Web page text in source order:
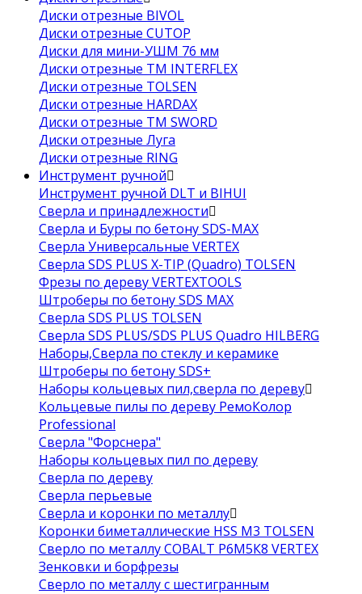
Диски отрезные BIVOL
Диски отрезные CUTOP
Диски для мини-УШМ 76 мм
Диски отрезные ТМ INTERFLEX
Диски отрезные TOLSEN
Диски отрезные HARDAX
Диски отрезные ТМ SWORD
Диски отрезные Луга
Диски отрезные RING
Инструмент ручной
Инструмент ручной DLT и BIHUI
Сверла и принадлежности
Сверла и Буры по бетону SDS-MAX
Сверла Универсальные VERTEX
Сверла SDS PLUS X-TIP (Quadro) TOLSEN
Фрезы по дереву VERTEXTOOLS
Штроберы по бетону SDS MAX
Сверла SDS PLUS TOLSEN
Сверла SDS PLUS/SDS PLUS Quadro HILBERG
Наборы,Сверла по стеклу и керамике
Штроберы по бетону SDS+
Наборы кольцевых пил,сверла по дереву
Кольцевые пилы по дереву РемоКолор
Professional
Сверла "Форснера"
Наборы кольцевых пил по дереву
Сверла по дереву
Сверла перьевые
Сверла и коронки по металлу
Коронки биметаллические HSS M3 TOLSEN
Сверло по металлу COBALT Р6М5К8 VERTEX
Зенковки и борфрезы
Сверло по металлу с шестигранным